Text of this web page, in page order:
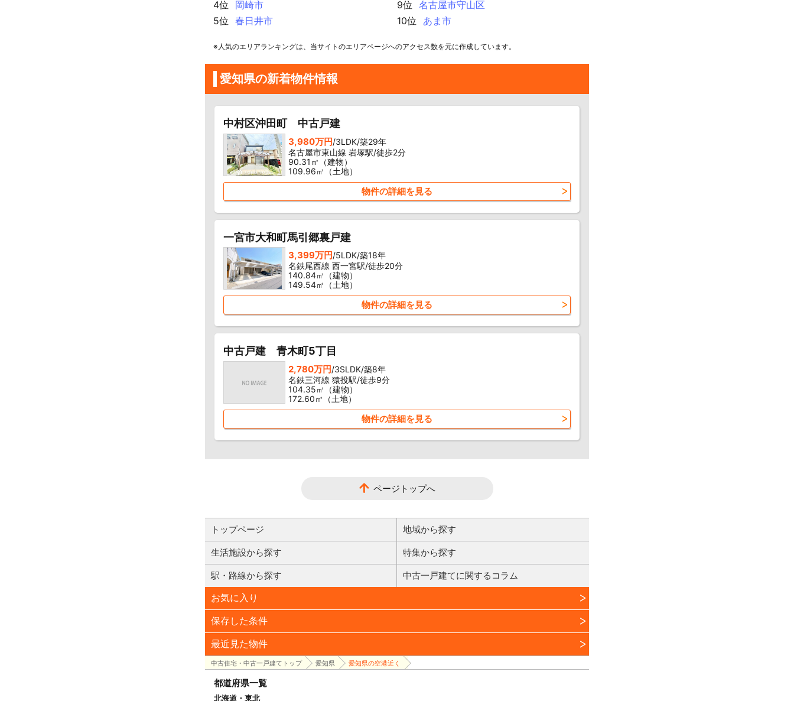
4位
岡崎市
5位
春日井市
9位
名古屋市守山区
10位
あま市
※人気のエリアランキングは、当サイトのエリアページへのアクセス数を元に作成しています。
愛知県の新着物件情報
中村区沖田町 中古戸建
3,980万円/3LDK/築29年
名古屋市東山線 岩塚駅/徒歩2分
90.31㎡（建物）
109.96㎡（土地）
物件の詳細を見る
一宮市大和町馬引郷裏戸建
3,399万円/5LDK/築18年
名鉄尾西線 西一宮駅/徒歩20分
140.84㎡（建物）
149.54㎡（土地）
物件の詳細を見る
中古戸建 青木町5丁目
2,780万円/3SLDK/築8年
名鉄三河線 猿投駅/徒歩9分
104.35㎡（建物）
172.60㎡（土地）
物件の詳細を見る
ページトップへ
トップページ 地域から探す
生活施設から探す 特集から探す
駅・路線から探す 中古一戸建てに関するコラム
お気に入り
保存した条件
最近見た物件
中古住宅・中古一戸建てトップ 愛知県 愛知県の空港近く
都道府県一覧
北海道・東北